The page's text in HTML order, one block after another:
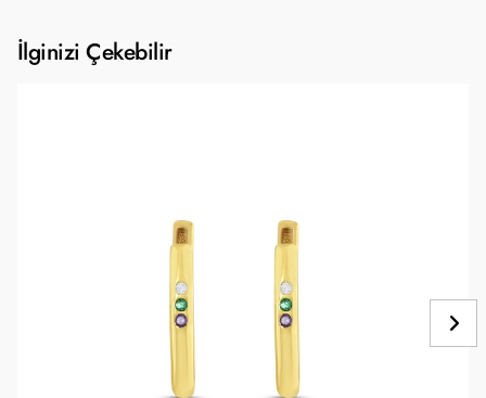
İlginizi Çekebilir